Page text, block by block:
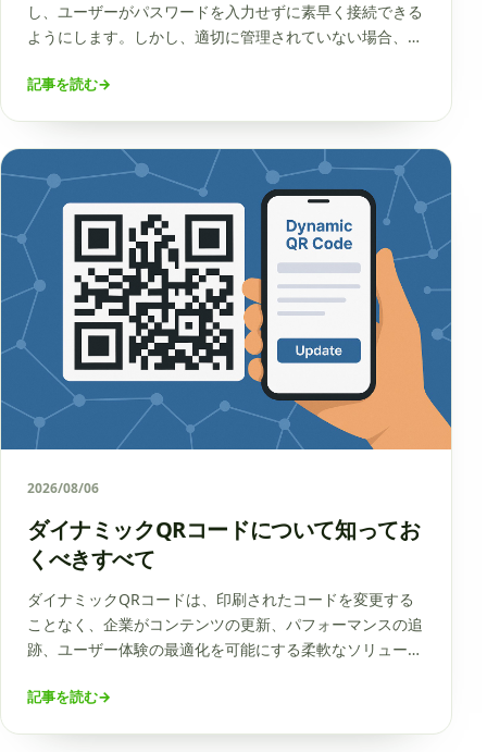
し、ユーザーがパスワードを入力せずに素早く接続できる
ようにします。しかし、適切に管理されていない場合、潜
記事を読む→
2026/08/06
ダイナミックQRコードについて知ってお
くべきすべて
ダイナミックQRコードは、印刷されたコードを変更する
ことなく、企業がコンテンツの更新、パフォーマンスの追
跡、ユーザー体験の最適化を可能にする柔軟なソリューシ
ティングやアンケートなど様々な用途に適したダイナミッ
記事を読む→